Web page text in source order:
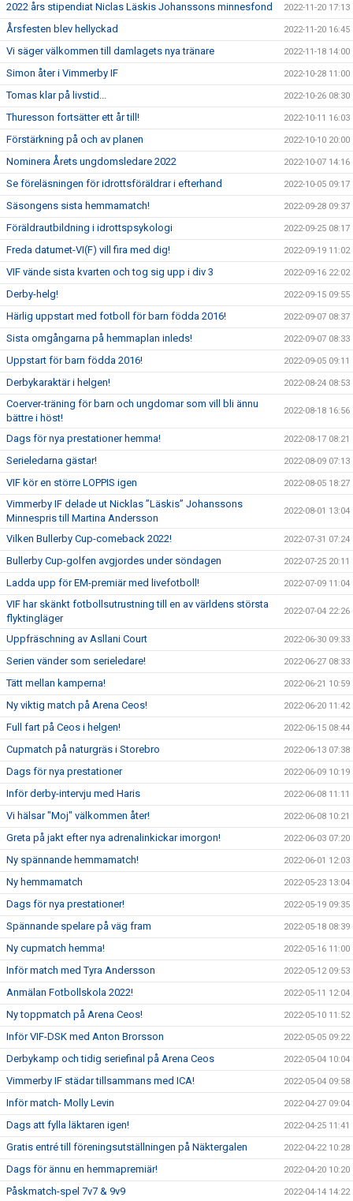
2022 års stipendiat Niclas Läskis Johanssons minnesfond 2022-11-20 17:13
Årsfesten blev hellyckad 2022-11-20 16:45
Vi säger välkommen till damlagets nya tränare 2022-11-18 14:00
Simon åter i Vimmerby IF 2022-10-28 11:00
Tomas klar på livstid... 2022-10-26 08:30
Thuresson fortsätter ett år till! 2022-10-11 16:03
Förstärkning på och av planen 2022-10-10 20:00
Nominera Årets ungdomsledare 2022 2022-10-07 14:16
Se föreläsningen för idrottsföräldrar i efterhand 2022-10-05 09:17
Säsongens sista hemmamatch! 2022-09-28 09:37
Föräldrautbildning i idrottspsykologi 2022-09-25 08:17
Freda datumet-VI(F) vill fira med dig! 2022-09-19 11:02
VIF vände sista kvarten och tog sig upp i div 3 2022-09-16 22:02
Derby-helg! 2022-09-15 09:55
Härlig uppstart med fotboll för barn födda 2016! 2022-09-07 08:37
Sista omgångarna på hemmaplan inleds! 2022-09-07 08:33
Uppstart för barn födda 2016! 2022-09-05 09:11
Derbykaraktär i helgen! 2022-08-24 08:53
Coerver-träning för barn och ungdomar som vill bli ännu
bättre i höst!
2022-08-18 16:56
Dags för nya prestationer hemma! 2022-08-17 08:21
Serieledarna gästar! 2022-08-09 07:13
VIF kör en större LOPPIS igen 2022-08-05 18:27
Vimmerby IF delade ut Nicklas ”Läskis” Johanssons
Minnespris till Martina Andersson
2022-08-01 13:04
Vilken Bullerby Cup-comeback 2022! 2022-07-31 07:24
Bullerby Cup-golfen avgjordes under söndagen 2022-07-25 20:11
Ladda upp för EM-premiär med livefotboll! 2022-07-09 11:04
VIF har skänkt fotbollsutrustning till en av världens största
flyktingläger
2022-07-04 22:26
Uppfräschning av Asllani Court 2022-06-30 09:33
Serien vänder som serieledare! 2022-06-27 08:33
Tätt mellan kamperna! 2022-06-21 10:59
Ny viktig match på Arena Ceos! 2022-06-20 11:42
Full fart på Ceos i helgen! 2022-06-15 08:44
Cupmatch på naturgräs i Storebro 2022-06-13 07:38
Dags för nya prestationer 2022-06-09 10:19
Inför derby-intervju med Haris 2022-06-08 11:11
Vi hälsar "Moj" välkommen åter! 2022-06-08 10:21
Greta på jakt efter nya adrenalinkickar imorgon! 2022-06-03 07:20
Ny spännande hemmamatch! 2022-06-01 12:03
Ny hemmamatch 2022-05-23 13:04
Dags för nya prestationer! 2022-05-19 09:35
Spännande spelare på väg fram 2022-05-18 08:39
Ny cupmatch hemma! 2022-05-16 11:00
Inför match med Tyra Andersson 2022-05-12 09:53
Anmälan Fotbollskola 2022! 2022-05-11 12:04
Ny toppmatch på Arena Ceos! 2022-05-10 11:52
Inför VIF-DSK med Anton Brorsson 2022-05-05 09:22
Derbykamp och tidig seriefinal på Arena Ceos 2022-05-04 10:04
Vimmerby IF städar tillsammans med ICA! 2022-05-04 09:58
Inför match- Molly Levin 2022-04-27 09:04
Dags att fylla läktaren igen! 2022-04-25 11:41
Gratis entré till föreningsutställningen på Näktergalen 2022-04-22 10:28
Dags för ännu en hemmapremiär! 2022-04-20 10:20
Påskmatch-spel 7v7 & 9v9 2022-04-14 14:22